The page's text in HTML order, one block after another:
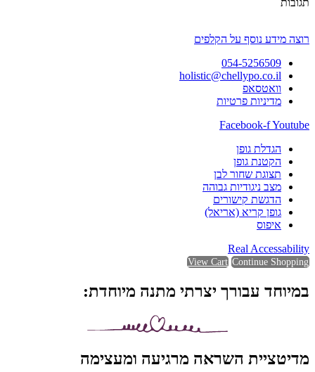
תגובות
רוצה מידע נוסף על הקלפים
054-5256509
holistic@chellypo.co.il
וואטסאפ
מדיניות פרטיות
Facebook-fYoutube
הגדלת גופן
הקטנת גופן
תצוגת שחור לבן
מצב ניגודיות גבוהה
הדגשת קישורים
גופן קריא (אריאל)
איפוס
Real Accessability
View Cart Continue Shopping
במיוחד עבורך יצרתי מתנה מיוחדת:
מדיטציית השראה מרגיעה ומעצימה